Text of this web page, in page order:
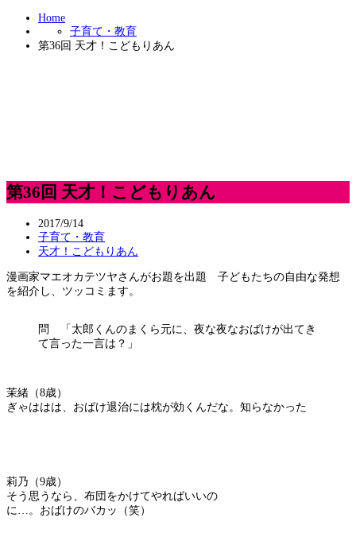
Home
子育て・教育
第36回 天才！こどもりあん
第36回 天才！こどもりあん
2017/9/14
子育て・教育
天才！こどもりあん
漫画家マエオカテツヤさんがお題を出題 子どもたちの自由な発想
を紹介し、ツッコミます。
問 「太郎くんのまくら元に、夜な夜なおばけが出てき
て言った一言は？」
茉緒（8歳）
ぎゃははは、おばけ退治には枕が効くんだな。知らなかった
莉乃（9歳）
そう思うなら、布団をかけてやればいいの
に…。おばけのバカッ（笑）